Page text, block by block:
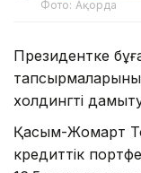
Фото: Ақорда
Президентке
холдингті
Қасым-Жомарт
кредиттік